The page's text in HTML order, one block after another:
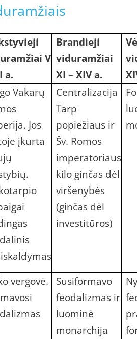
V
a.
Brandieji
viduramžiai
XI – XIV a.
Vakarų
Jos
įkurta
Centralizacija
Tarp
popiežiaus ir
Šv. Romos
imperatoriaus
kilo ginčas dėl
viršenybės
(ginčas dėl
investitūros)
vergovė.
Susiformavo
feodalizmas ir
luominė
monarchija